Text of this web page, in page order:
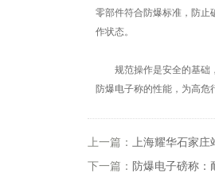
零部件符合防爆标准，防止
作状态。
规范操作是安全的基础，
防爆电子称的性能，为高
上一篇： 上海耀华石家庄
下一篇： 防爆电子磅称：